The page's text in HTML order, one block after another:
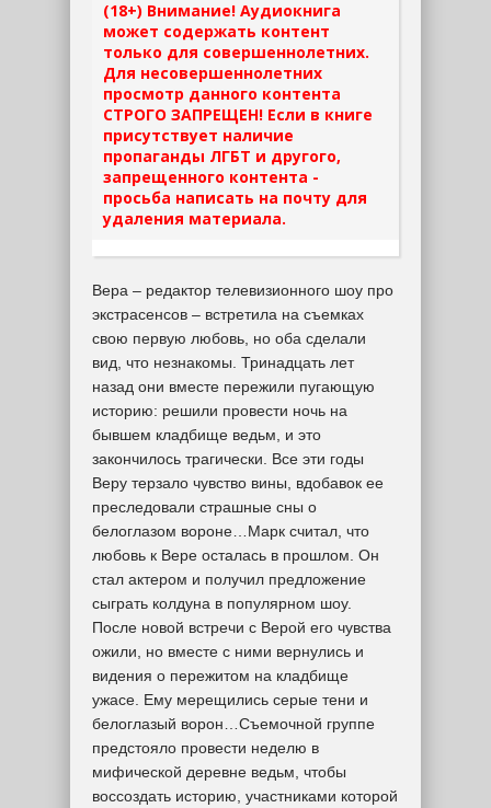
(18+) Внимание! Аудиокнига
может содержать контент
только для совершеннолетних.
Для несовершеннолетних
просмотр данного контента
СТРОГО ЗАПРЕЩЕН! Если в книге
присутствует наличие
пропаганды ЛГБТ и другого,
запрещенного контента -
просьба написать на почту для
удаления материала.
Вера – редактор телевизионного шоу про
экстрасенсов – встретила на съемках
свою первую любовь, но оба сделали
вид, что незнакомы. Тринадцать лет
назад они вместе пережили пугающую
историю: решили провести ночь на
бывшем кладбище ведьм, и это
закончилось трагически. Все эти годы
Веру терзало чувство вины, вдобавок ее
преследовали страшные сны о
белоглазом вороне…Марк считал, что
любовь к Вере осталась в прошлом. Он
стал актером и получил предложение
сыграть колдуна в популярном шоу.
После новой встречи с Верой его чувства
ожили, но вместе с ними вернулись и
видения о пережитом на кладбище
ужасе. Ему мерещились серые тени и
белоглазый ворон…Съемочной группе
предстояло провести неделю в
мифической деревне ведьм, чтобы
воссоздать историю, участниками которой